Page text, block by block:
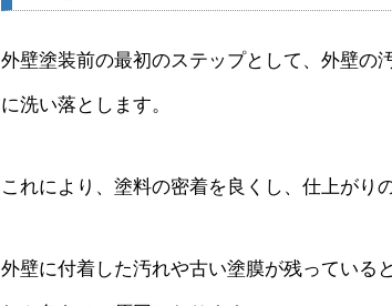
外壁塗装前の最初のステップとして、外壁の
に洗い落とします。
これにより、塗料の密着を良くし、仕上がり
外壁に付着した汚れや古い塗膜が残っている